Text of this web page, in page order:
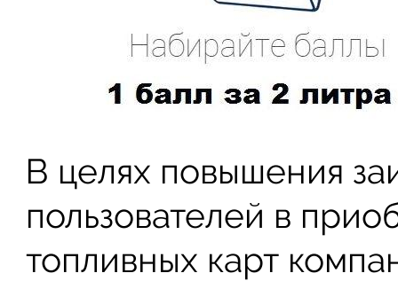
В целях повышения
пользователей в
топливных карт